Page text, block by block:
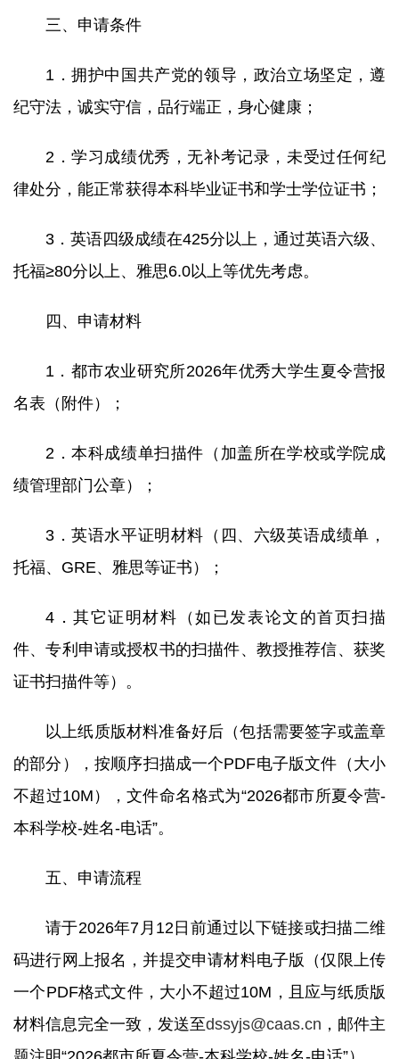
三、申请条件
1．拥护中国共产党的领导，政治立场坚定，遵
纪守法，诚实守信，品行端正，身心健康；
2．学习成绩优秀，无补考记录，未受过任何纪
律处分，能正常获得本科毕业证书和学士学位证书；
3．英语四级成绩在425分以上，通过英语六级、
托福≥80分以上、雅思6.0以上等优先考虑。
四、申请材料
1．都市农业研究所2026年优秀大学生夏令营报
名表（附件）；
2．本科成绩单扫描件（加盖所在学校或学院成
绩管理部门公章）；
3．英语水平证明材料（四、六级英语成绩单，
托福、GRE、雅思等证书）；
4．其它证明材料（如已发表论文的首页扫描
件、专利申请或授权书的扫描件、教授推荐信、获奖
证书扫描件等）。
以上纸质版材料准备好后（包括需要签字或盖章
的部分），按顺序扫描成一个PDF电子版文件（大小
不超过10M），文件命名格式为“2026都市所夏令营-
本科学校-姓名-电话”。
五、申请流程
请于2026年7月12日前通过以下链接或扫描二维
码进行网上报名，并提交申请材料电子版（仅限上传
一个PDF格式文件，大小不超过10M，且应与纸质版
材料信息完全一致，发送至dssyjs@caas.cn ，邮件主